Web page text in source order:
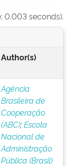
0.003 seconds).
Author(s)
Agência
Brasileira de
Cooperação
(ABC);Escola
Nacional de
Administração
Pública (Brasil)